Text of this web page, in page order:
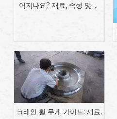
어지나요? 재료, 속성 및 제
크레인 휠 무게 가이드: 재료,